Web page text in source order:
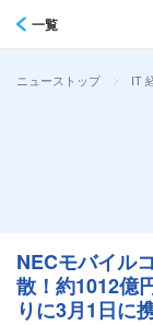
一覧
ニューストップ > IT
NECモバイル
散！約1012億
りに3月1日に